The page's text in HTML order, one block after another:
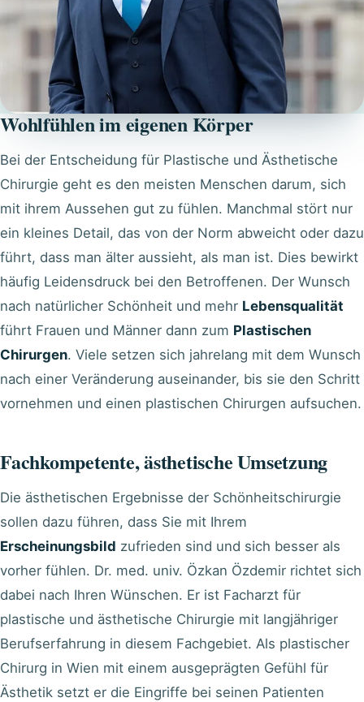
Wohlfühlen im eigenen Körper
Bei der Entscheidung für Plastische und Ästhetische
Chirurgie geht es den meisten Menschen darum, sich
mit ihrem Aussehen gut zu fühlen. Manchmal stört nur
ein kleines Detail, das von der Norm abweicht oder dazu
führt, dass man älter aussieht, als man ist. Dies bewirkt
häufig Leidensdruck bei den Betroffenen. Der Wunsch
nach natürlicher Schönheit und mehr Lebensqualität
führt Frauen und Männer dann zum Plastischen
Chirurgen. Viele setzen sich jahrelang mit dem Wunsch
nach einer Veränderung auseinander, bis sie den Schritt
vornehmen und einen plastischen Chirurgen aufsuchen.
Fachkompetente, ästhetische Umsetzung
Die ästhetischen Ergebnisse der Schönheitschirurgie
sollen dazu führen, dass Sie mit Ihrem
Erscheinungsbild zufrieden sind und sich besser als
vorher fühlen. Dr. med. univ. Özkan Özdemir richtet sich
dabei nach Ihren Wünschen. Er ist Facharzt für
plastische und ästhetische Chirurgie mit langjähriger
Berufserfahrung in diesem Fachgebiet. Als plastischer
Chirurg in Wien mit einem ausgeprägten Gefühl für
Ästhetik setzt er die Eingriffe bei seinen Patienten